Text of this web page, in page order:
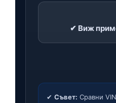
✔ Виж
✔ Съвет: Сравни